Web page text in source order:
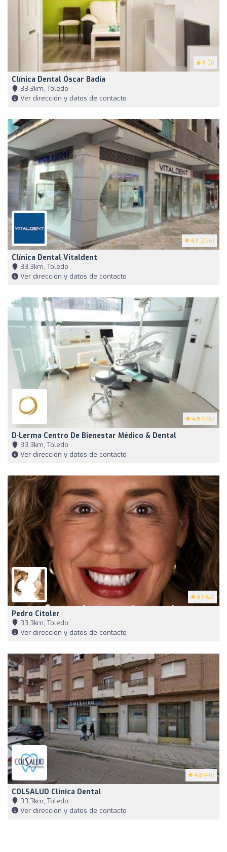
5 (3)
Clínica Dental Óscar Badía
33,3km, Toledo
Ver dirección y datos de contacto
4.7 (256)
Clínica Dental Vitaldent
33,3km, Toledo
Ver dirección y datos de contacto
4.9 (145)
D·Lerma Centro De Bienestar Médico & Dental
33,3km, Toledo
Ver dirección y datos de contacto
5 (162)
Pedro Citoler
33,3km, Toledo
Ver dirección y datos de contacto
4.5 (40)
COLSALUD Clinica Dental
33,3km, Toledo
Ver dirección y datos de contacto